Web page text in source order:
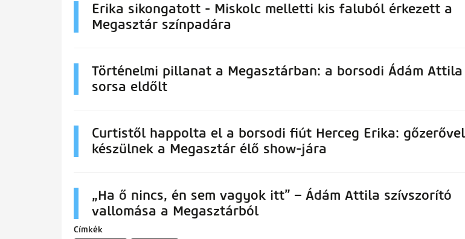
Erika sikongatott - Miskolc melletti kis faluból érkezett a
Megasztár színpadára
Történelmi pillanat a Megasztárban: a borsodi Ádám Attila
sorsa eldőlt
Curtistől happolta el a borsodi fiút Herceg Erika: gőzerővel
készülnek a Megasztár élő show-jára
„Ha ő nincs, én sem vagyok itt” – Ádám Attila szívszorító
vallomása a Megasztárból
Címkék